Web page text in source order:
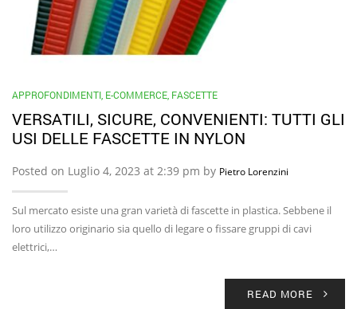
APPROFONDIMENTI E-COMMERCE FASCETTE
VERSATILI, SICURE, CONVENIENTI: TUTTI GLI
USI DELLE FASCETTE IN NYLON
Posted on Luglio 4, 2023 at 2:39 pm by Pietro Lorenzini
Sul mercato esiste una gran varietà di fascette in plastica. Sebbene il
loro utilizzo originario sia quello di legare o fissare gruppi di cavi
elettrici,…
READ MORE